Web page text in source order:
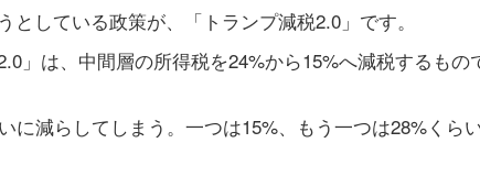
している政策が、「トランプ減税2.0」です。
」は、中間層の所得税を24%から15%へ減税するもの
に減らしてしまう。一つは15%、もう一つは28%くら